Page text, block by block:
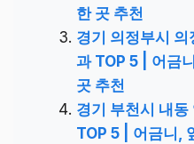
한 곳 추천
경기 의정부시 의
과 TOP 5 | 어금
곳 추천
경기 부천시 내
TOP 5 | 어금니,